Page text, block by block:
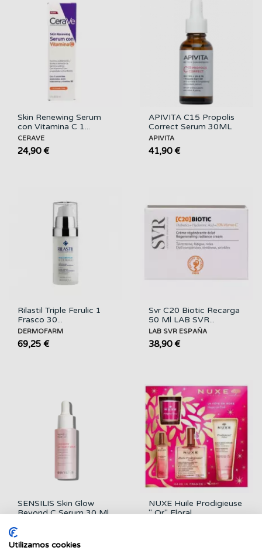
Skin Renewing Serum
con Vitamina C 1...
CERAVE
24,90 €
APIVITA C15 Propolis
Correct Serum 30ML
APIVITA
41,90 €
Rilastil Triple Ferulic 1
Frasco 30...
DERMOFARM
69,25 €
Svr C20 Biotic Recarga
50 Ml LAB SVR...
LAB SVR ESPAÑA
38,90 €
SENSILIS Skin Glow
Beyond C Serum 30 Ml
NUXE Huile Prodigieuse
'' Or'' Floral...
Utilizamos cookies